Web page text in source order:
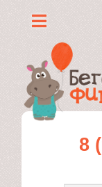
Каталог
О
нас
Доставка
8